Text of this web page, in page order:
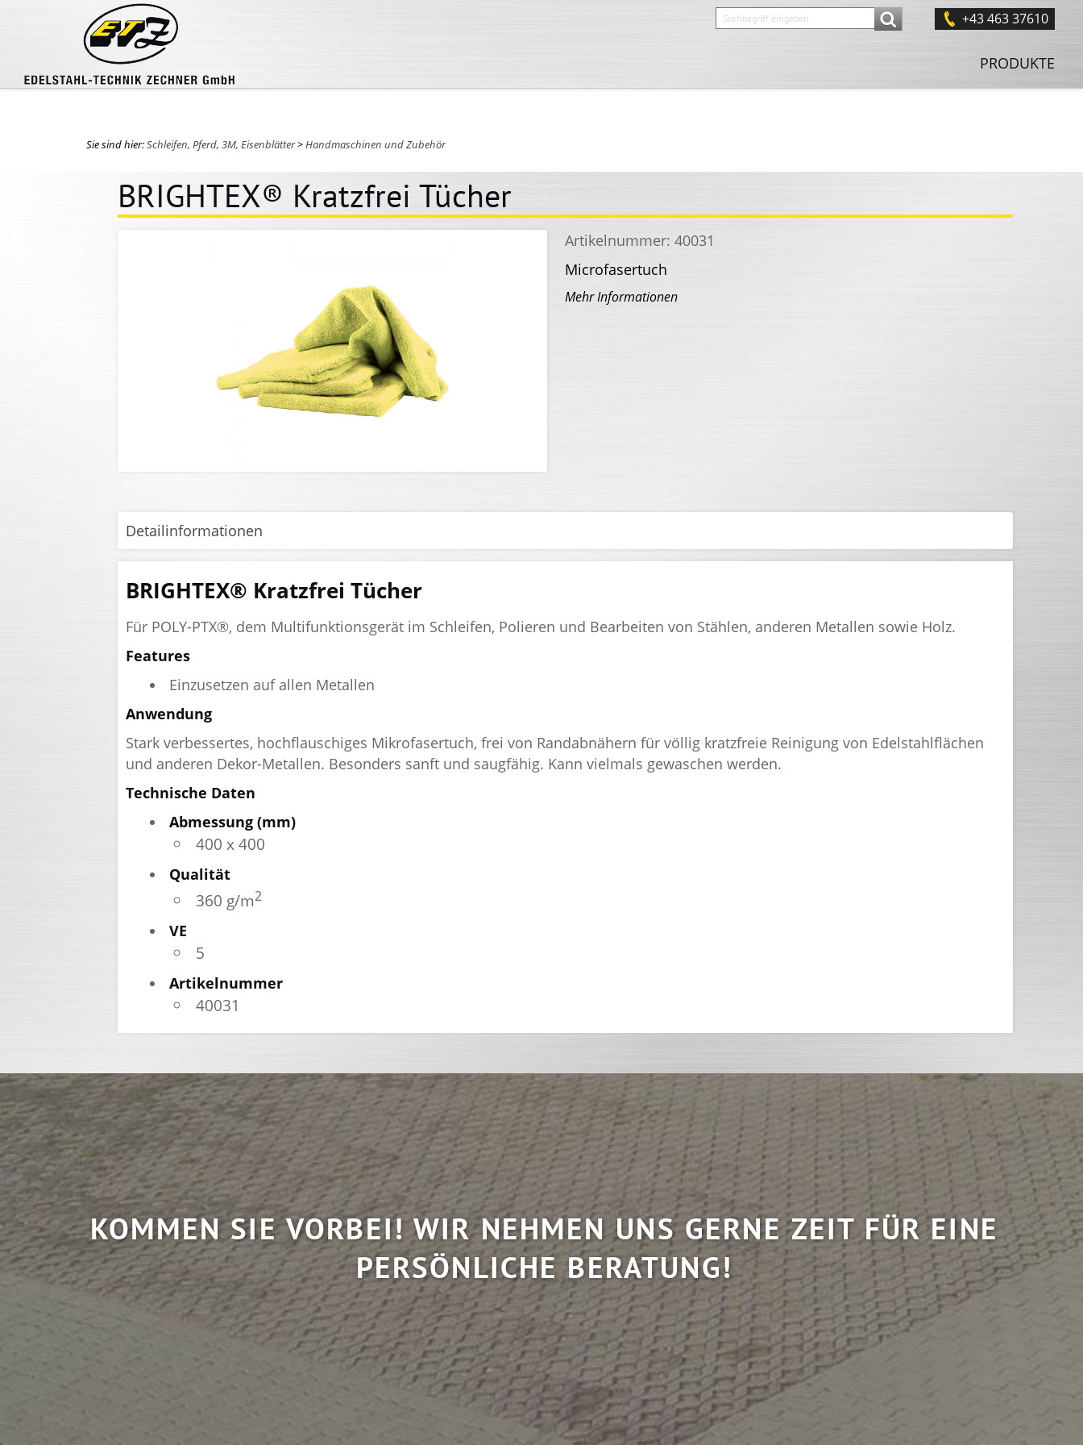
+43 463 37610
PRODUKTE
Sie sind hier:Schleifen, Pferd, 3M, Eisenblätter>Handmaschinen und Zubehör
BRIGHTEX® Kratzfrei Tücher
Artikelnummer:40031
Microfasertuch
Mehr Informationen
Detailinformationen
BRIGHTEX® Kratzfrei Tücher
Für POLY-PTX®, dem Multifunktionsgerät im Schleifen, Polieren und Bearbeiten von Stählen, anderen Metallen sowie Holz.
Features
Einzusetzen auf allen Metallen
Anwendung
Stark verbessertes, hochflauschiges Mikrofasertuch, frei von Randabnähern für völlig kratzfreie Reinigung von Edelstahlflächen
und anderen Dekor-Metallen. Besonders sanft und saugfähig. Kann vielmals gewaschen werden.
Technische Daten
Abmessung (mm)
400 x 400
Qualität
360 g/m2
VE
5
Artikelnummer
40031
KOMMEN SIE VORBEI! WIR NEHMEN UNS GERNE ZEIT FÜR EINE
PERSÖNLICHE BERATUNG!